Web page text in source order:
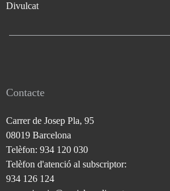
Divulcat
Contacte
Carrer de Josep Pla, 95
08019 Barcelona
Telèfon: 934 120 030
Telèfon d'atenció al subscriptor:
934 126 124